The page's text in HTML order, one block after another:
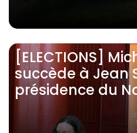
[ELECTIONS]
succède à Jean
présidence du